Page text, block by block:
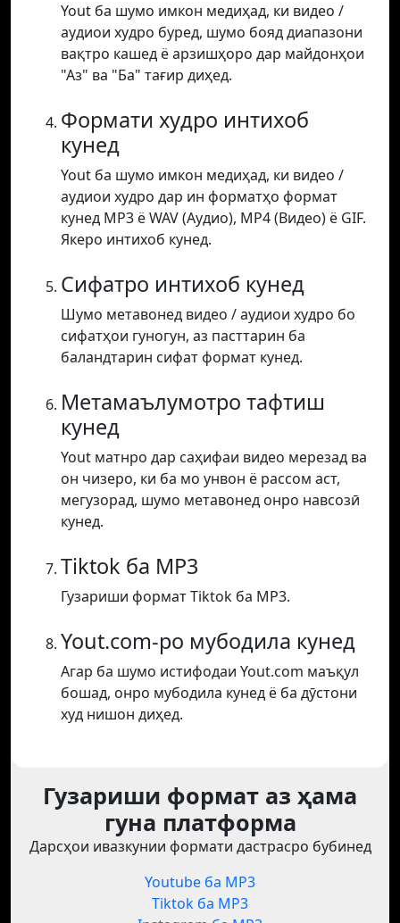
Yout ба шумо имкон медиҳад, ки видео /
аудиои худро буред, шумо бояд диапазони
вақтро кашед ё арзишҳоро дар майдонҳои
"Аз" ва "Ба" тағир диҳед.
Формати худро интихоб
кунед
Yout ба шумо имкон медиҳад, ки видео /
аудиои худро дар ин форматҳо формат
кунед MP3 ё WAV (Аудио), MP4 (Видео) ё GIF.
Якеро интихоб кунед.
Сифатро интихоб кунед
Шумо метавонед видео / аудиои худро бо
сифатҳои гуногун, аз пасттарин ба
баландтарин сифат формат кунед.
Метамаълумотро тафтиш
кунед
Yout матнро дар саҳифаи видео мерезад ва
он чизеро, ки ба мо унвон ё рассом аст,
мегузорад, шумо метавонед онро навсозӣ
кунед.
Tiktok ба MP3
Гузариши формат Tiktok ба MP3.
Yout.com-ро мубодила кунед
Агар ба шумо истифодаи Yout.com маъқул
бошад, онро мубодила кунед ё ба дӯстони
худ нишон диҳед.
Гузариши формат аз ҳама
гуна платформа
Дарсҳои ивазкунии формати дастрасро бубинед
Youtube ба MP3
Tiktok ба MP3